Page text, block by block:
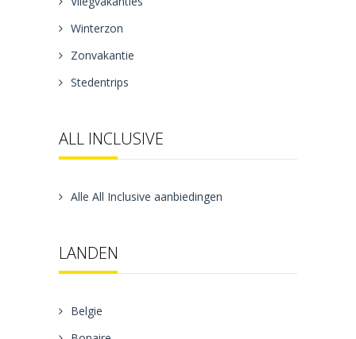
Winterzon
Zonvakantie
Stedentrips
ALL INCLUSIVE
Alle All Inclusive aanbiedingen
LANDEN
Belgie